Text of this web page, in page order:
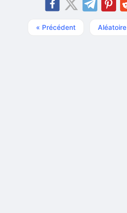
« Précédent Aléatoire